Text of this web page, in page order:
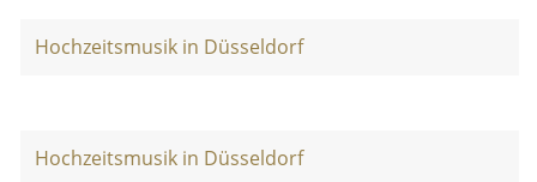
Hochzeitsmusik in Düsseldorf
Hochzeitsmusik in Düsseldorf